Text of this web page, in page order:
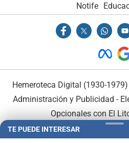
Notife
Hemeroteca Digital (1930-1979)
Administración y Publicidad -
Opcionales con El
TE PUEDE INTERESAR